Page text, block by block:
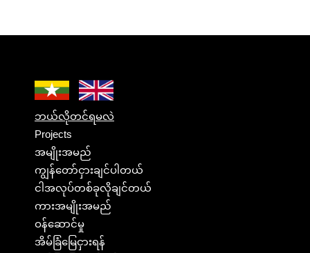
ဘယ်လိုတင်ရမလဲ
Projects
အမျိုးအမည်
ကျွန်တော်ငှားချင်ပါတယ်
ငါအလုပ်တစ်ခုလိုချင်တယ်
ကားအမျိုးအမည်
ဝန်ဆောင်မှု
အိမ်ခြံမြေငှားရန်